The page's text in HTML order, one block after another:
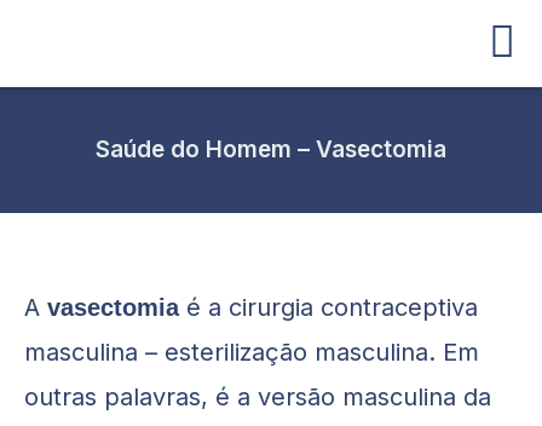
o
Saúde do Homem – Vasectomia
A vasectomiaé a cirurgia contraceptiva
masculina – esterilização masculina. Em
outras palavras, é a versão masculina da